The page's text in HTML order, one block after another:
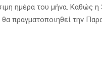
ημέρα του μήνα. Καθώς
πραγματοποιηθεί την